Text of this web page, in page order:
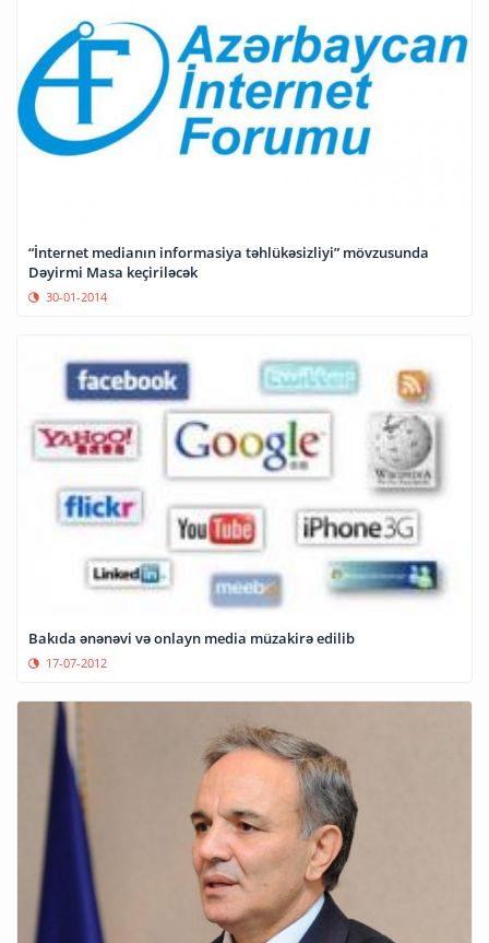
“İnternet medianın informasiya təhlükəsizliyi” mövzusunda
Dəyirmi Masa keçiriləcək
30-01-2014
Bakıda ənənəvi və onlayn media müzakirə edilib
17-07-2012